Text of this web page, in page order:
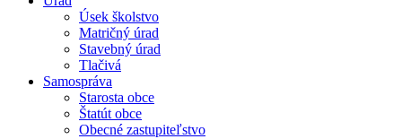
Úsek školstvo
Matričný úrad
Stavebný úrad
Tlačivá
Samospráva
Starosta obce
Štatút obce
Obecné zastupiteľstvo